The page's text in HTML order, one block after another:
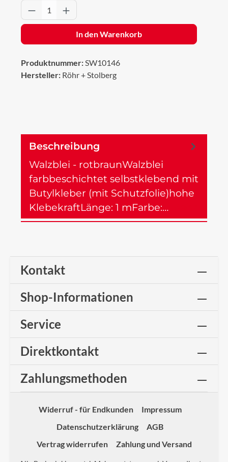
Produkt Anzahl: Gib den gewünschten
In den Warenkorb
Produktnummer:SW10146
Hersteller: Röhr + Stolberg
Beschreibung
Walzblei - rotbraunWalzblei
farbbeschichtet selbstklebend mit
Butylkleber (mit Schutzfolie)hohe
KlebekraftLänge: 1 mFarbe:…
Kontakt
Shop-Informationen
Service
Direktkontakt
Zahlungsmethoden
Widerruf - für Endkunden
Impressum
Datenschutzerklärung
AGB
Vertrag widerrufen
Zahlung und Versand